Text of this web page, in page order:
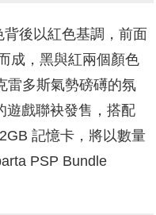
後以紅色基調，前面
成，黑與紅兩個顏色
雷多斯氣勢磅礡的氛
遊戲聯袂發售，搭配
記憶卡，將以數量
PSP Bundle